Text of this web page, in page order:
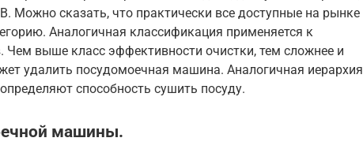
Можно сказать, что практически все доступные на рынке
Аналогичная классификация применяется к
Чем выше класс эффективности очистки, тем сложнее и
удалить посудомоечная машина. Аналогичная иерархия
способность сушить посуду.
машины.